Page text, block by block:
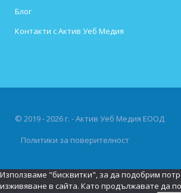
Блог
Контакти с Актив Уеб Медия
© 2019 - 2026 г. - Актив Уеб Медия ЕООД
Политики за поверителност
Използваме "бисквитки", за да подобрим
изживяване в сайта. Като продължавате да